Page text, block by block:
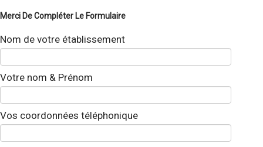
REJOIGNEZ-NOUS
JEU HYGIS 2026
Merci De Compléter Le Formulaire
Nom de votre établissement
Votre nom & Prénom
Vos coordonnées téléphonique